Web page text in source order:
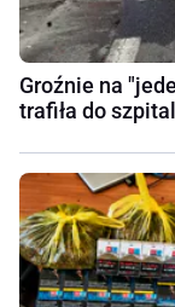
Groźnie na
trafiła do